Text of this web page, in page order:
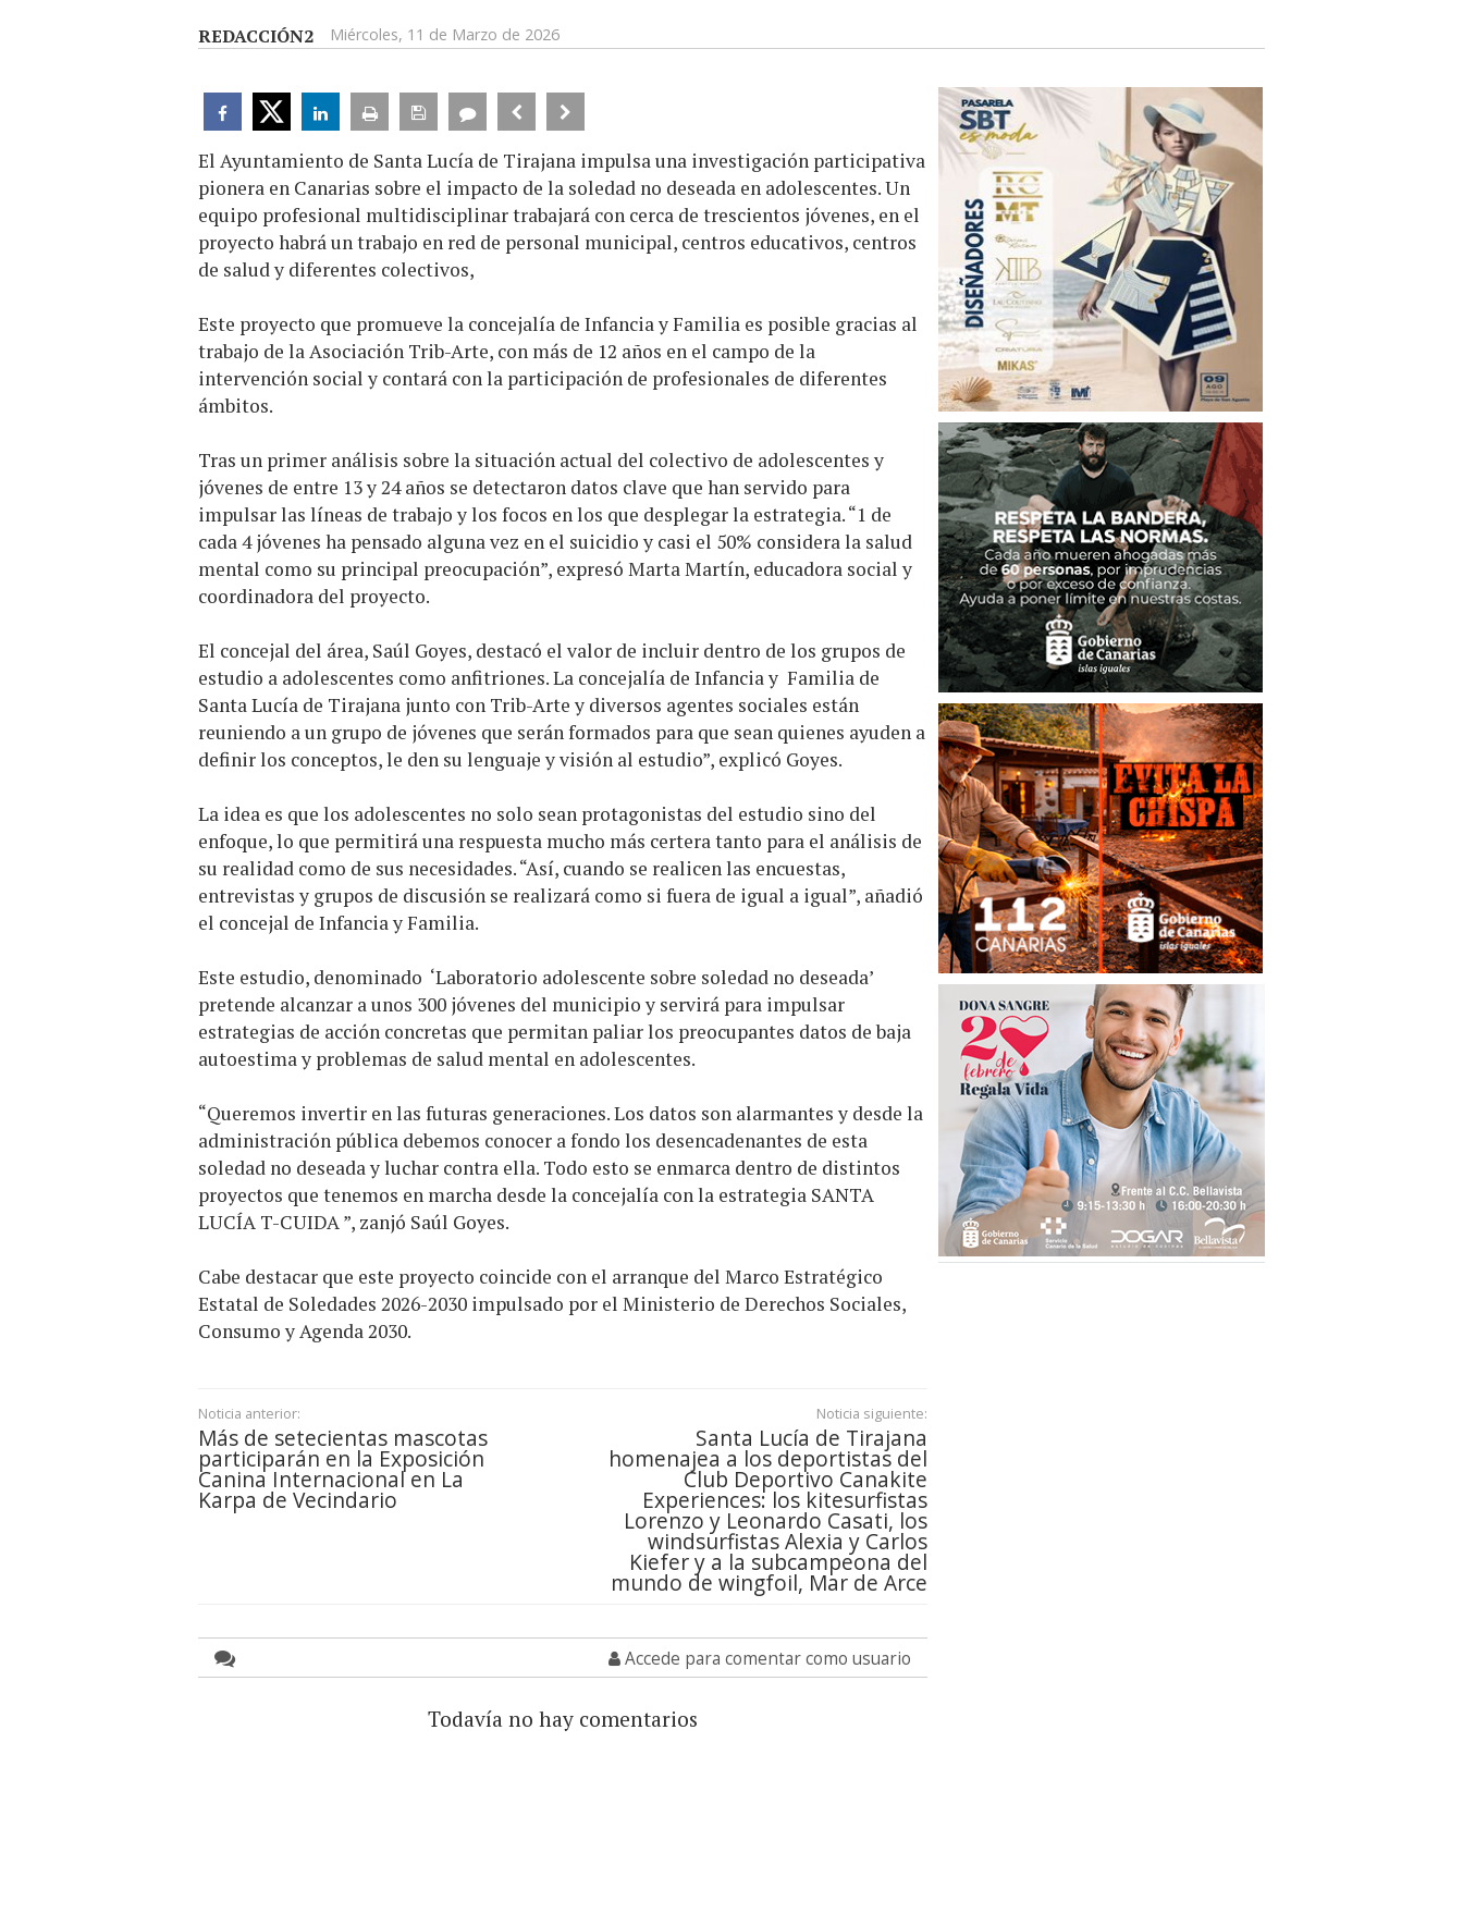
REDACCIÓN2 Miércoles, 11 de Marzo de 2026
El Ayuntamiento de Santa Lucía de Tirajana impulsa una investigación participativa
pionera en Canarias sobre el impacto de la soledad no deseada en adolescentes. Un
equipo profesional multidisciplinar trabajará con cerca de trescientos jóvenes, en el
proyecto habrá un trabajo en red de personal municipal, centros educativos, centros
de salud y diferentes colectivos,
Este proyecto que promueve la concejalía de Infancia y Familia es posible gracias al
trabajo de la Asociación Trib-Arte, con más de 12 años en el campo de la
intervención social y contará con la participación de profesionales de diferentes
ámbitos.
Tras un primer análisis sobre la situación actual del colectivo de adolescentes y
jóvenes de entre 13 y 24 años se detectaron datos clave que han servido para
impulsar las líneas de trabajo y los focos en los que desplegar la estrategia. “1 de
cada 4 jóvenes ha pensado alguna vez en el suicidio y casi el 50% considera la salud
mental como su principal preocupación”, expresó Marta Martín, educadora social y
coordinadora del proyecto.
El concejal del área, Saúl Goyes, destacó el valor de incluir dentro de los grupos de
estudio a adolescentes como anfitriones. La concejalía de Infancia y Familia de
Santa Lucía de Tirajana junto con Trib-Arte y diversos agentes sociales están
reuniendo a un grupo de jóvenes que serán formados para que sean quienes ayuden a
definir los conceptos, le den su lenguaje y visión al estudio”, explicó Goyes.
La idea es que los adolescentes no solo sean protagonistas del estudio sino del
enfoque, lo que permitirá una respuesta mucho más certera tanto para el análisis de
su realidad como de sus necesidades. “Así, cuando se realicen las encuestas,
entrevistas y grupos de discusión se realizará como si fuera de igual a igual”, añadió
el concejal de Infancia y Familia.
Este estudio, denominado ‘Laboratorio adolescente sobre soledad no deseada’
pretende alcanzar a unos 300 jóvenes del municipio y servirá para impulsar
estrategias de acción concretas que permitan paliar los preocupantes datos de baja
autoestima y problemas de salud mental en adolescentes.
“Queremos invertir en las futuras generaciones. Los datos son alarmantes y desde la
administración pública debemos conocer a fondo los desencadenantes de esta
soledad no deseada y luchar contra ella. Todo esto se enmarca dentro de distintos
proyectos que tenemos en marcha desde la concejalía con la estrategia SANTA
LUCÍA T-CUIDA ”, zanjó Saúl Goyes.
Cabe destacar que este proyecto coincide con el arranque del Marco Estratégico
Estatal de Soledades 2026-2030 impulsado por el Ministerio de Derechos Sociales,
Consumo y Agenda 2030.
Noticia anterior:
Más de setecientas mascotas
participarán en la Exposición
Canina Internacional en La
Karpa de Vecindario
Noticia siguiente:
Santa Lucía de Tirajana
homenajea a los deportistas del
Club Deportivo Canakite
Experiences: los kitesurfistas
Lorenzo y Leonardo Casati, los
windsurfistas Alexia y Carlos
Kiefer y a la subcampeona del
mundo de wingfoil, Mar de Arce
Accede para comentar como usuario
Todavía no hay comentarios